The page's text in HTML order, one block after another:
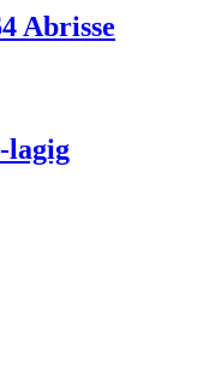
Abrisse
lagig